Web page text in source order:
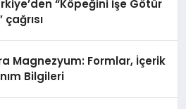
“Köpeğini İşe Götür
çağrısı
Magnezyum: Formlar, İçerik
Bilgileri